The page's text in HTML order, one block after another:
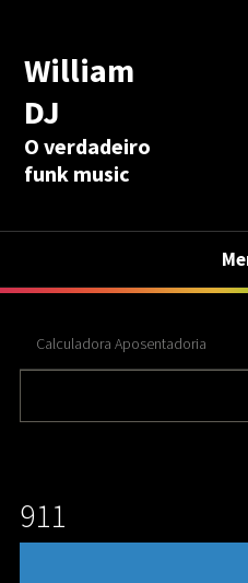
William
DJ
O verdadeiro
funk music
Calculadora Aposentadoria
911